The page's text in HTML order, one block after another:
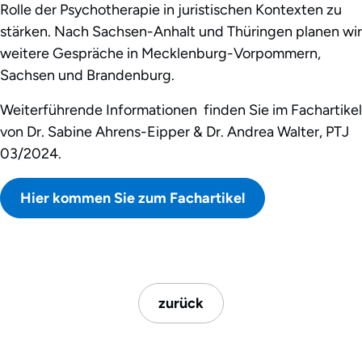
Rolle der Psychotherapie in juristischen Kontexten zu
stärken. Nach Sachsen-Anhalt und Thüringen planen wir
weitere Gespräche in Mecklenburg-Vorpommern,
Sachsen und Brandenburg.
Weiterführende Informationen finden Sie im Fachartikel
von Dr. Sabine Ahrens-Eipper & Dr. Andrea Walter, PTJ
03/2024.
Hier kommen Sie zum Fachartikel
zurück